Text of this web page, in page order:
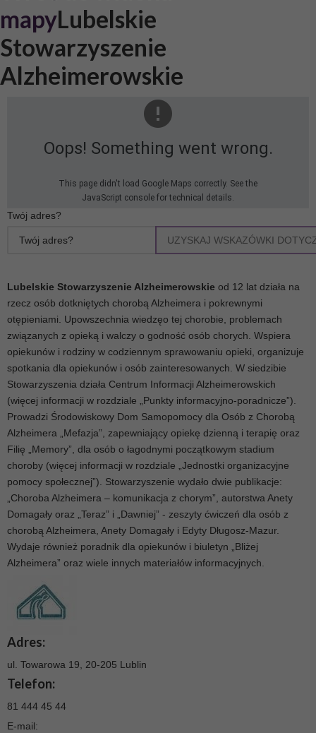
mapyLubelskie
Stowarzyszenie
Alzheimerowskie
Oops! Something went wrong.
This page didn't load Google Maps correctly. See the
JavaScript console for technical details.
Twój adres?
UZYSKAJ WSKAZÓWKI
Lubelskie Stowarzyszenie Alzheimerowskie od 12 lat działa na
rzecz osób dotkniętych chorobą Alzheimera i pokrewnymi
otępieniami. Upowszechnia wiedzęo tej chorobie, problemach
związanych z opieką i walczy o godność osób chorych. Wspiera
opiekunów i rodziny w codziennym sprawowaniu opieki, organizuje
spotkania dla opiekunów i osób zainteresowanych. W siedzibie
Stowarzyszenia działa Centrum Informacji Alzheimerowskich
(więcej informacji w rozdziale „Punkty informacyjno-poradnicze”).
Prowadzi Środowiskowy Dom Samopomocy dla Osób z Chorobą
Alzheimera „Mefazja”, zapewniający opiekę dzienną i terapię oraz
Filię „Memory”, dla osób o łagodnymi początkowym stadium
choroby (więcej informacji w rozdziale „Jednostki organizacyjne
pomocy społecznej”). Stowarzyszenie wydało dwie publikacje:
„Choroba Alzheimera – komunikacja z chorym”, autorstwa Anety
Domagały oraz „Teraz” i „Dawniej” - zeszyty ćwiczeń dla osób z
chorobą Alzheimera, Anety Domagały i Edyty Długosz-Mazur.
Wydaje również poradnik dla opiekunów i biuletyn „Bliżej
Alzheimera” oraz wiele innych materiałów informacyjnych.
Adres:
ul. Towarowa 19, 20-205 Lublin
Telefon:
81 444 45 44
E-mail: